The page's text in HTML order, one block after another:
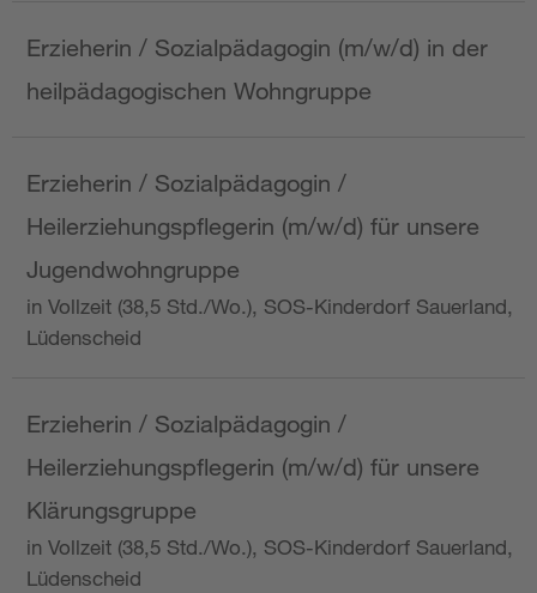
Erzieherin / Sozialpädagogin (m/w/d) in der
heilpädagogischen Wohngruppe
Erzieherin / Sozialpädagogin /
Heilerziehungspflegerin (m/w/d) für unsere
Jugendwohngruppe
in Vollzeit (38,5 Std./Wo.), SOS-Kinderdorf Sauerland,
Lüdenscheid
Erzieherin / Sozialpädagogin /
Heilerziehungspflegerin (m/w/d) für unsere
Klärungsgruppe
in Vollzeit (38,5 Std./Wo.), SOS-Kinderdorf Sauerland,
Lüdenscheid